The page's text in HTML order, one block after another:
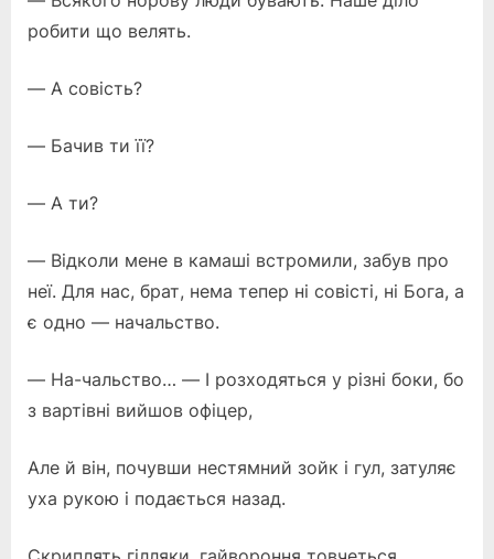
робити що велять.
— А совість?
— Бачив ти її?
— А ти?
— Відколи мене в камаші встромили, забув про
неї. Для нас, брат, нема тепер ні совісті, ні Бога, а
є одно — начальство.
— На-чальство… — І розходяться у різні боки, бо
з вартівні вийшов офіцер,
Але й він, почувши нестямний зойк і гул, затуляє
уха рукою і подається назад.